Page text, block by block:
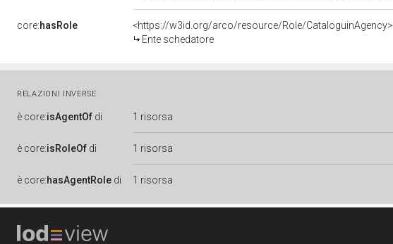
core:hasRole
<https://w3id.org/arco/resource/Role/CataloguinAgency>
Ente schedatore
RELAZIONI INVERSE
è core:isAgentOf di 1 risorsa
è core:isRoleOf di 1 risorsa
è core:hasAgentRole di 1 risorsa